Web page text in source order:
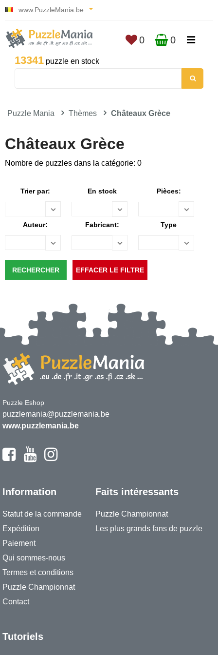
www.PuzzleMania.be
13341 puzzle en stock
0 0
Puzzle Mania Thèmes Châteaux Grèce
Châteaux Grèce
Nombre de puzzles dans la catégorie: 0
Trier par: En stock Pièces:
Auteur: Fabricant: Type
Puzzle Eshop
puzzlemania@puzzlemania.be
www.puzzlemania.be
Information
Statut de la commande
Expédition
Paiement
Qui sommes-nous
Termes et conditions
Puzzle Championnat
Contact
Faits intéressants
Puzzle Championnat
Les plus grands fans de puzzle
Tutoriels